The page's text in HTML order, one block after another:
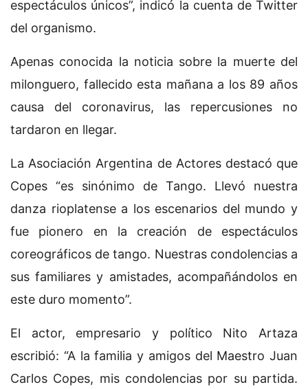
espectáculos únicos”, indicó la cuenta de Twitter
del organismo.
Apenas conocida la noticia sobre la muerte del
milonguero, fallecido esta mañana a los 89 años
causa del coronavirus, las repercusiones no
tardaron en llegar.
La Asociación Argentina de Actores destacó que
Copes “es sinónimo de Tango. Llevó nuestra
danza rioplatense a los escenarios del mundo y
fue pionero en la creación de espectáculos
coreográficos de tango. Nuestras condolencias a
sus familiares y amistades, acompañándolos en
este duro momento”.
El actor, empresario y político Nito Artaza
escribió: “A la familia y amigos del Maestro Juan
Carlos Copes, mis condolencias por su partida.